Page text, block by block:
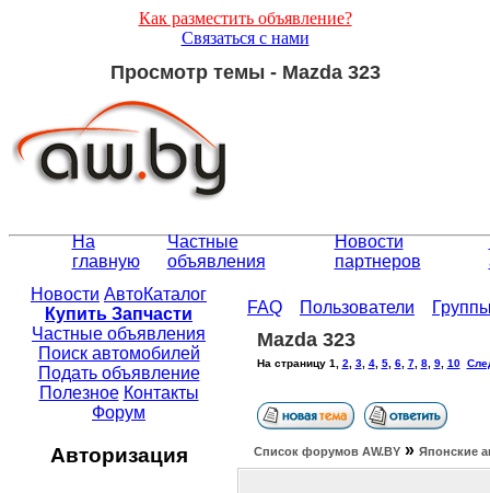
Как разместить объявление?
Связаться с нами
Просмотр темы - Mazda 323
На
главную
Частные
объявления
Новости
партнеров
Новости АвтоКаталог
Купить Запчасти
Частные объявления
Поиск автомобилей
Подать объявление
Полезное Контакты
Форум
Авторизация
FAQ Пользователи
Mazda 323
На страницу 1 2 3, 4, 5, 6, 7, 8, 9, 10
Список форумов АW.BY » Японские